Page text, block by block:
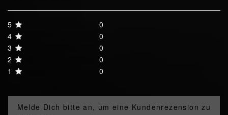
5
0
4
0
3
0
2
0
1
0
Melde Dich bitte an, um eine Kundenrezension zu